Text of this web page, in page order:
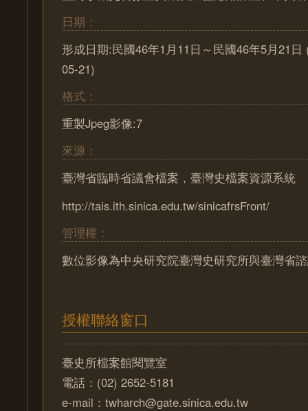
日期：
形成日期:民國46年1月11日～民國46年5月21日
05-21)
格式：
重製Jpeg影像:7
來源：
臺灣省臨時省議會檔案，臺灣史檔案資源系統
http://tais.ith.sinica.edu.tw/sinicafrsFront/
管理權：
數位影像為中央研究院臺灣史研究所與臺灣省
授權聯絡窗口
臺史所檔案館閱覽室
電話：(02) 2652-5181
e-mail：twharch@gate.sinica.edu.tw